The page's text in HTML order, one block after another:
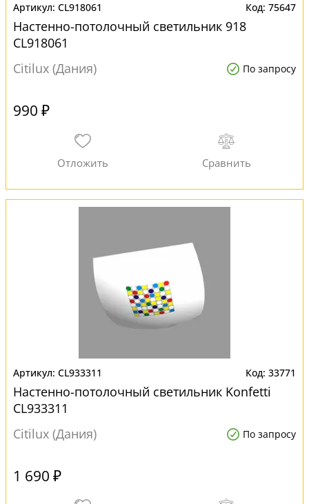
CL918061 75647
Настенно-потолочный светильник 918
CL918061
Citilux (Дания)
По запросу
990 ₽
CL933311 33771
Настенно-потолочный светильник Konfetti
CL933311
Citilux (Дания)
По запросу
1 690 ₽